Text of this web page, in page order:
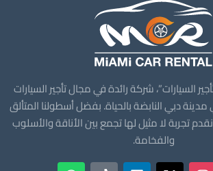
السيارات”، شركة رائدة في مجال تأجير السيارات
دبي النابضة بالحياة. بفضل أسطولنا المتألق
تجربة لا مثيل لها تجمع بين الأناقة والأسلوب
والفخامة.